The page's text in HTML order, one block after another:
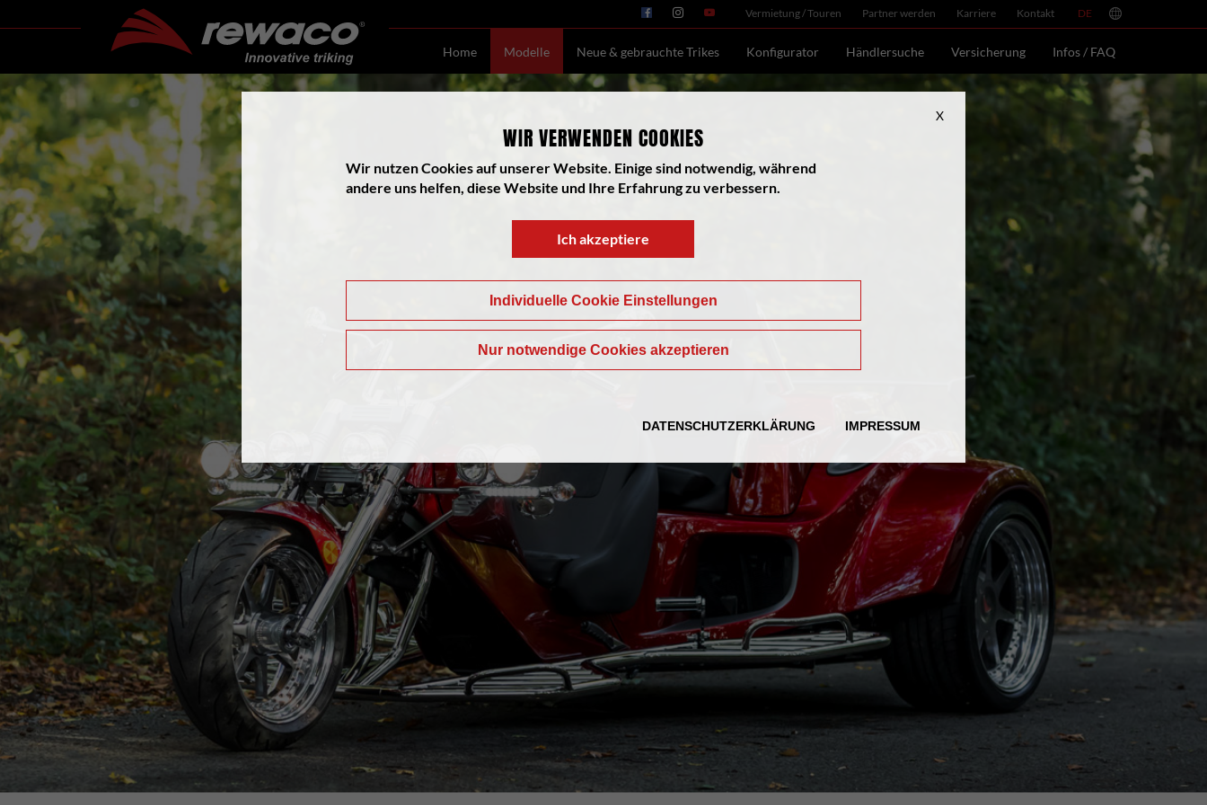
X
WIR VERWENDEN COOKIES
Wir nutzen Cookies auf unserer Website. Einige sind notwendig, während
andere uns helfen, diese Website und Ihre Erfahrung zu verbessern.
Ich akzeptiere
Individuelle Cookie Einstellungen
Nur notwendige Cookies akzeptieren
DATENSCHUTZERKLÄRUNG IMPRESSUM
DE EN
Vermietung / Touren Partner werden Karriere Kontakt
Home Modelle Neue & gebrauchte Trikes Konfigurator Händlersuche Versicherung Infos / FAQ